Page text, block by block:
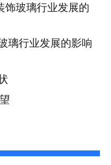
饰玻璃行业发展的
璃行业发展的影响